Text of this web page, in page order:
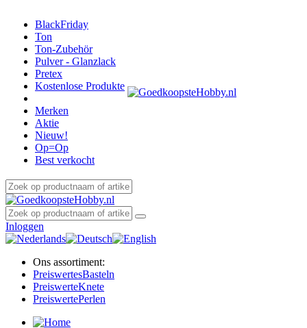
BlackFriday
Ton
Ton-Zubehör
Pulver - Glanzlack
Pretex
Kostenlose Produkte
Merken
Aktie
Nieuw!
Op=Op
Best verkocht
Inloggen
Ons assortiment:
PreiswertesBasteln
PreiswerteKnete
PreiswertePerlen